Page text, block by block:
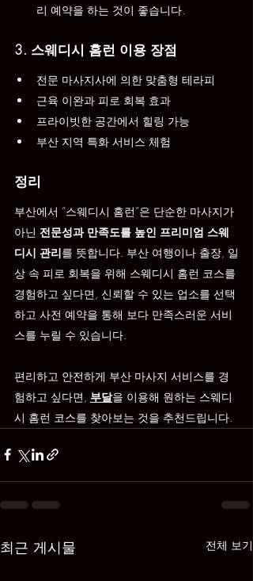
리 예약을 하는 것이 좋습니다.
3. 스웨디시 홈런 이용 장점
전문 마사지사에 의한 맞춤형 테라피
근육 이완과 피로 회복 효과
프라이빗한 공간에서 힐링 가능
부산 지역 특화 서비스 체험
정리
부산에서 “스웨디시 홈런”은 단순한 마사지가
아닌 전문성과 만족도를 높인 프리미엄 스웨
디시 관리를 뜻합니다. 부산 여행이나 출장, 일
상 속 피로 회복을 위해 스웨디시 홈런 코스를
경험하고 싶다면, 신뢰할 수 있는 업소를 선택
하고 사전 예약을 통해 보다 만족스러운 서비
스를 누릴 수 있습니다.
편리하고 안전하게 부산 마사지 서비스를 경
험하고 싶다면, 부달을 이용해 원하는 스웨디
시 홈런 코스를 찾아보는 것을 추천드립니다.
최근 게시물 전체 보기